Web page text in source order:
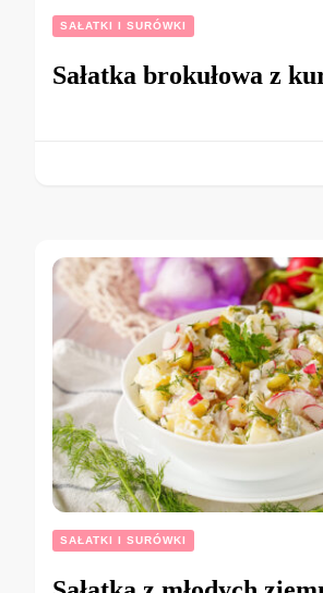
SAŁATKI I SURÓWKI
Sałatka brokułowa z
SAŁATKI I SURÓWKI